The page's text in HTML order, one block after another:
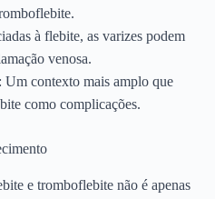
à flebite, as varizes podem
venosa.
: Um contexto mais amplo que
como complicações.
e tromboflebite não é apenas